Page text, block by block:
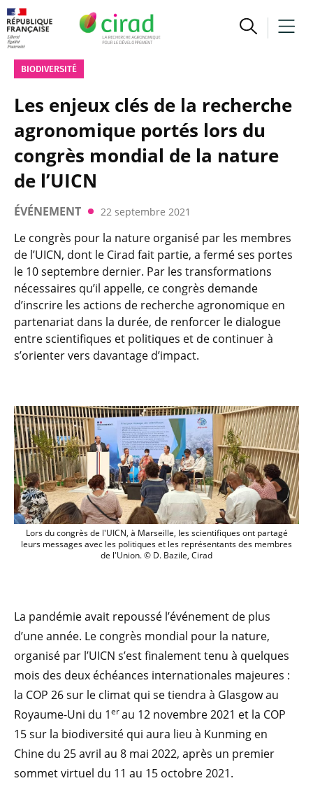
BIODIVERSITÉ
Les enjeux clés de la recherche
agronomique portés lors du
congrès mondial de la nature
de l’UICN
ÉVÉNEMENT 22 septembre 2021
Le congrès pour la nature organisé par les membres
de l’UICN, dont le Cirad fait partie, a fermé ses portes
le 10 septembre dernier. Par les transformations
nécessaires qu’il appelle, ce congrès demande
d’inscrire les actions de recherche agronomique en
partenariat dans la durée, de renforcer le dialogue
entre scientifiques et politiques et de continuer à
s’orienter vers davantage d’impact.
Lors du congrès de l'UICN, à
Lors du congrès de l'UICN, à Marseille, les scientifiques ont partagé
leurs messages avec les politiques et les représentants des membres
de l'Union. © D. Bazile, Cirad
La pandémie avait repoussé l’événement de plus
d’une année. Le congrès mondial pour la nature,
organisé par l’UICN s’est finalement tenu à quelques
mois des deux échéances internationales majeures :
la COP 26 sur le climat qui se tiendra à Glasgow au
Royaume-Uni du 1erau 12 novembre 2021 et la COP
15 sur la biodiversité qui aura lieu à Kunming en
Chine du 25 avril au 8 mai 2022, après un premier
sommet virtuel du 11 au 15 octobre 2021.